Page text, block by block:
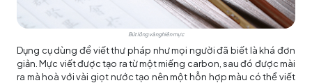
Bút lông và nghiên mực
Dụng cụ dùng để viết thư pháp như mọi người đã biết là khá đơn
giản. Mực viết được tạo ra từ một miếng carbon, sau đó được mài
ra mà hoà với vài giọt nước tạo nên một hỗn hợp màu có thể viết